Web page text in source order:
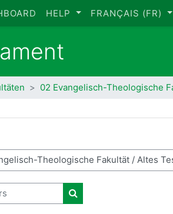
HELP FRANÇAIS ‎(FR)‎
02 Evangelisch-Theologische
Rechercher des cours